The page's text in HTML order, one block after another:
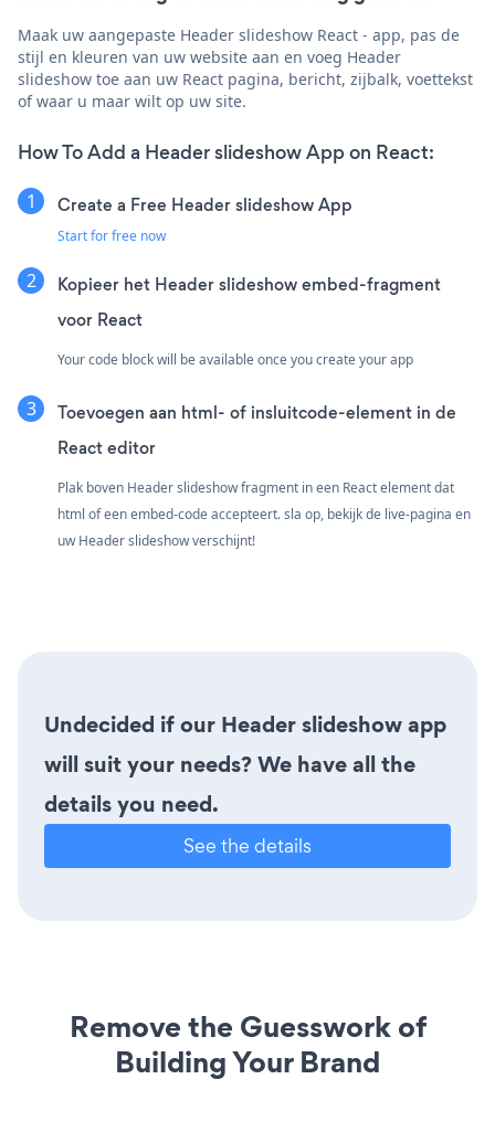
Maak uw aangepaste Header slideshow React - app, pas de
stijl en kleuren van uw website aan en voeg Header
slideshow toe aan uw React pagina, bericht, zijbalk, voettekst
of waar u maar wilt op uw site.
How To Add a Header slideshow App on React:
Create a Free Header slideshow App
Start for free now
Kopieer het Header slideshow embed-fragment
voor React
Your code block will be available once you create your app
Toevoegen aan html- of insluitcode-element in de
React editor
Plak boven Header slideshow fragment in een React element dat
html of een embed-code accepteert. sla op, bekijk de live-pagina en
uw Header slideshow verschijnt!
Undecided if our Header slideshow app
will suit your needs? We have all the
details you need.
See the details
Remove the Guesswork of
Building Your Brand